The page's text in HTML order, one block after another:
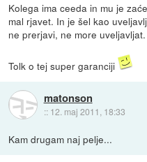
Kolega ima ceeda in mu je
mal rjavet. In je šel kao
ne prerjavi, ne more uveljavljat.
Tolk o tej super garanciji
matonson
:: 12. maj 2011, 18:33
Kam drugam naj pelje...